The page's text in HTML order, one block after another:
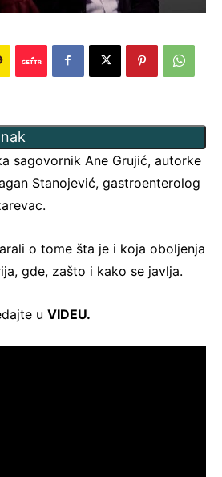
sagovornik Ane Grujić, autorke
Stanojević, gastroenterolog
o tome šta je i koja oboljenja
gde, zašto i kako se javlja.
u VIDEU.